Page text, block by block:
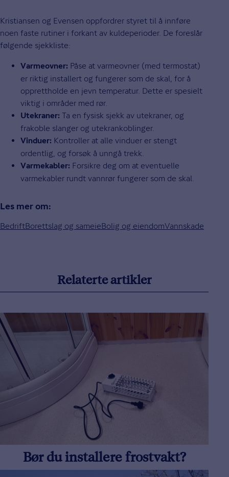
Kristiansen og Evensen oppfordrer styret til å innføre
noen faste rutiner i forkant av kuldeperioder. De foreslår
følgende sjekkliste:
Varmeovner: Påse at varmeovner (med termostat)
er riktig installert og fungerer som de skal, for å
opprettholde en jevn temperatur. Dette er spesielt
viktig i områder med rør.
Utekraner: Ta en fysisk sjekk av utekraner, og
frakoble slanger og utekrankoblinger.
Vinduer: Kontroller at alle vinduer er stengt
ordentlig, og forsøk å unngå trekk.
Varmekabler: Forsikre deg om at eventuelle
varmekabler rundt vannrør fungerer som de skal.
Les mer om:
BedriftBorettslag og sameieBolig og eiendomVannskade
Relaterte artikler
Bør du installere frostvakt?